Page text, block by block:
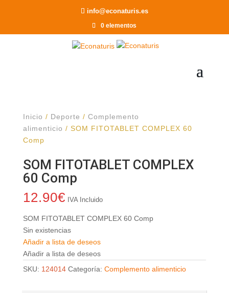
info@econaturis.es
0 elementos
Inicio / Deporte / Complemento
alimenticio / SOM FITOTABLET COMPLEX 60
Comp
SOM FITOTABLET COMPLEX
60 Comp
12.90€ IVA Incluido
SOM FITOTABLET COMPLEX 60 Comp
Sin existencias
Añadir a lista de deseos
Añadir a lista de deseos
SKU: 124014 Categoría: Complemento alimenticio